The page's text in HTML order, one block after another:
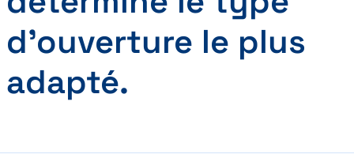
d’ouverture le plus
adapté.